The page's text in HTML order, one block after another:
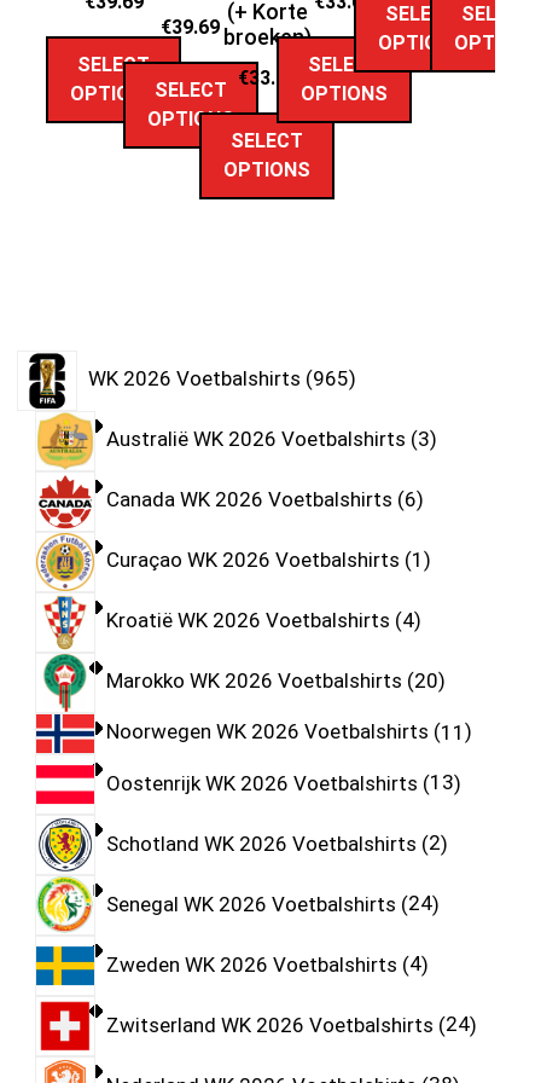
SELECT
OPTIONS
€39.69
SELECT
OPTIONS
(+ Korte
broeken)
€33.89
SELECT
OPTIONS
SELECT
OPTIONS
SELECT
OPTIONS
SELECT
OPTIONS
WK 2026 Voetbalshirts 965
Australië WK 2026 Voetbalshirts 3
Canada WK 2026 Voetbalshirts 6
Curaçao WK 2026 Voetbalshirts 1
Kroatië WK 2026 Voetbalshirts 4
Marokko WK 2026 Voetbalshirts 20
Noorwegen WK 2026 Voetbalshirts 11
Oostenrijk WK 2026 Voetbalshirts 13
Schotland WK 2026 Voetbalshirts 2
Senegal WK 2026 Voetbalshirts 24
Zweden WK 2026 Voetbalshirts 4
Zwitserland WK 2026 Voetbalshirts 24